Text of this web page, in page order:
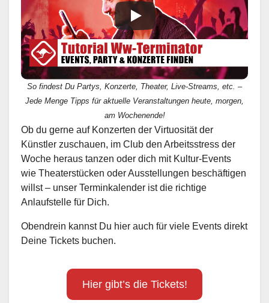
So findest Du Partys, Konzerte, Theater, Live-Streams, etc. –
Jede Menge Tipps für aktuelle Veranstaltungen heute, morgen,
am Wochenende!
Ob du gerne auf Konzerten der Virtuosität der
Künstler zuschauen, im Club den Arbeitsstress der
Woche heraus tanzen oder dich mit Kultur-Events
wie Theaterstücken oder Ausstellungen beschäftigen
willst – unser Terminkalender ist die richtige
Anlaufstelle für Dich.
Obendrein kannst Du hier auch für viele Events direkt
Deine Tickets buchen.
Hier gibt’s die Tickets!